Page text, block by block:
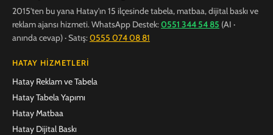
2015'ten bu yana Hatay'ın 15 ilçesinde tabela, matbaa, dijital baskı ve
reklam ajansı hizmeti. WhatsApp Destek:0551 344 54 85 (AI ·
anında cevap) · Satış:0555 074 08 81
HATAY HIZMETLERI
Hatay Reklam ve Tabela
Hatay Tabela Yapımı
Hatay Matbaa
Hatay Dijital Baskı